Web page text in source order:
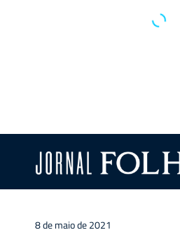
8 de maio de 2021